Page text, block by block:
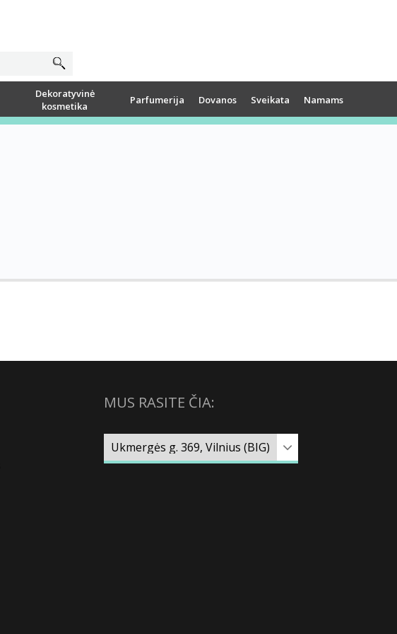
Dekoratyvinė
kosmetika
Parfumerija Dovanos Sveikata Namams
MUS RASITE ČIA: